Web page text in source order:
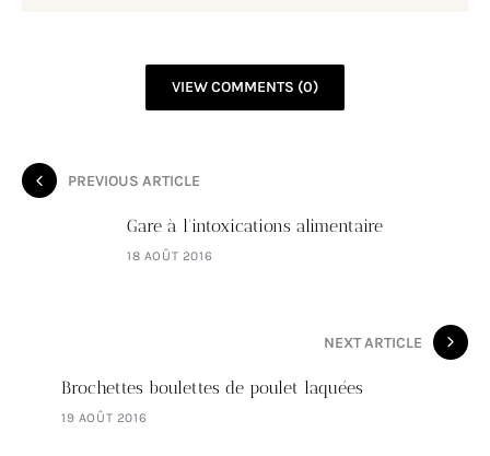
VIEW COMMENTS (0)
PREVIOUS ARTICLE
Gare à l'intoxications alimentaire
18 AOÛT 2016
NEXT ARTICLE
Brochettes boulettes de poulet laquées
19 AOÛT 2016